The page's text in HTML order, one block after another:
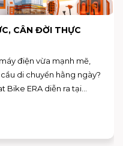
CÂN ĐỜI THỰC
điện vừa mạnh mẽ,
di chuyển hằng ngày?
Bike ERA diễn ra tại
hệ mới, đăng ký lái